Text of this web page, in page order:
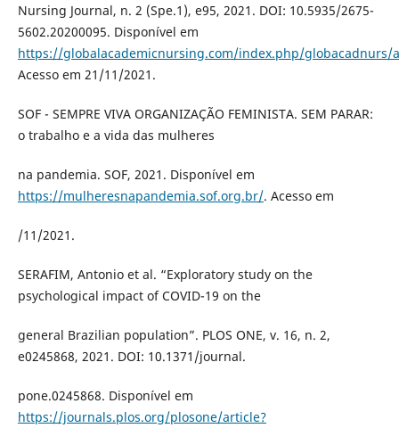
Nursing Journal, n. 2 (Spe.1), e95, 2021. DOI: 10.5935/2675-
5602.20200095. Disponível em
https://globalacademicnursing.com/index.php/globacadnurs/
Acesso em 21/11/2021.
SOF - SEMPRE VIVA ORGANIZAÇÃO FEMINISTA. SEM PARAR:
o trabalho e a vida das mulheres
na pandemia. SOF, 2021. Disponível em
https://mulheresnapandemia.sof.org.br/. Acesso em
/11/2021.
SERAFIM, Antonio et al. “Exploratory study on the
psychological impact of COVID-19 on the
general Brazilian population”. PLOS ONE, v. 16, n. 2,
e0245868, 2021. DOI: 10.1371/journal.
pone.0245868. Disponível em
https://journals.plos.org/plosone/article?